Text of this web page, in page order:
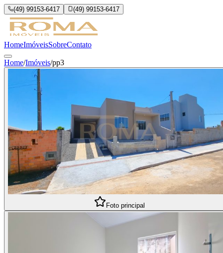
(49) 99153-6417 (49) 99153-6417
HomeImóveisSobreContato
Home/Imóveis/pp3
Foto principal